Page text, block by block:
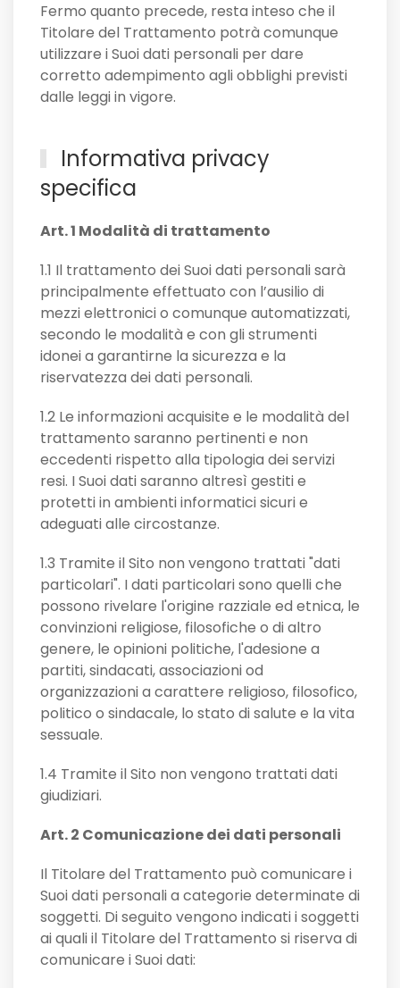
Fermo quanto precede, resta inteso che il
Titolare del Trattamento potrà comunque
utilizzare i Suoi dati personali per dare
corretto adempimento agli obblighi previsti
dalle leggi in vigore.
Informativa privacy
specifica
Art. 1 Modalità di trattamento
1.1 Il trattamento dei Suoi dati personali sarà
principalmente effettuato con l’ausilio di
mezzi elettronici o comunque automatizzati,
secondo le modalità e con gli strumenti
idonei a garantirne la sicurezza e la
riservatezza dei dati personali.
1.2 Le informazioni acquisite e le modalità del
trattamento saranno pertinenti e non
eccedenti rispetto alla tipologia dei servizi
resi. I Suoi dati saranno altresì gestiti e
protetti in ambienti informatici sicuri e
adeguati alle circostanze.
1.3 Tramite il Sito non vengono trattati "dati
particolari". I dati particolari sono quelli che
possono rivelare l'origine razziale ed etnica, le
convinzioni religiose, filosofiche o di altro
genere, le opinioni politiche, l'adesione a
partiti, sindacati, associazioni od
organizzazioni a carattere religioso, filosofico,
politico o sindacale, lo stato di salute e la vita
sessuale.
1.4 Tramite il Sito non vengono trattati dati
giudiziari.
Art. 2 Comunicazione dei dati personali
Il Titolare del Trattamento può comunicare i
Suoi dati personali a categorie determinate di
soggetti. Di seguito vengono indicati i soggetti
ai quali il Titolare del Trattamento si riserva di
comunicare i Suoi dati: